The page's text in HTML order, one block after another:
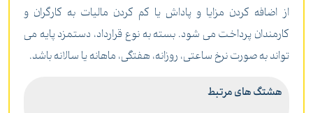
از اضافه کردن مزایا و پاداش یا کم کردن مالیات به کارگران و
کارمندان پرداخت می شود. بسته به نوع قرارداد، دستمزد پایه می
تواند به صورت نرخ ساعتی، روزانه، هفتگی، ماهانه یا سالانه باشد.
هشتگ های مرتبط